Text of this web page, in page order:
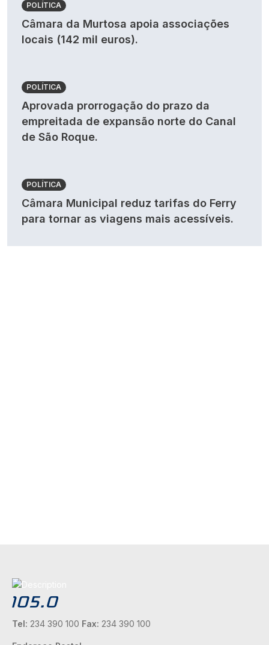
POLÍTICA
Câmara da Murtosa apoia associações
locais (142 mil euros).
POLÍTICA
Aprovada prorrogação do prazo da
empreitada de expansão norte do Canal
de São Roque.
POLÍTICA
Câmara Municipal reduz tarifas do Ferry
para tornar as viagens mais acessíveis.
Tel: 234 390 100 Fax: 234 390 100